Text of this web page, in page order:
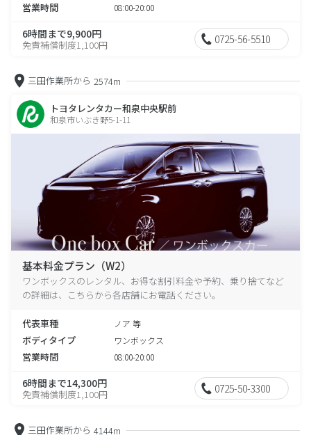
営業時間 08:00-20:00
6時間まで9,900円
免責補償制度1,100円 0725-56-5510
三田作業所から 2574m
トヨタレンタカー和泉中央駅前
和泉市いぶき野5-1-11
基本料金プラン（W2）
ワンボックスのレンタル、お得な割引料金や予約、乗り捨てなど
の詳細は、こちらから各店舗にお電話ください。
代表車種 ノア 等
ボディタイプ ワンボックス
営業時間 08:00-20:00
6時間まで14,300円
免責補償制度1,100円 0725-50-3300
三田作業所から 4144m